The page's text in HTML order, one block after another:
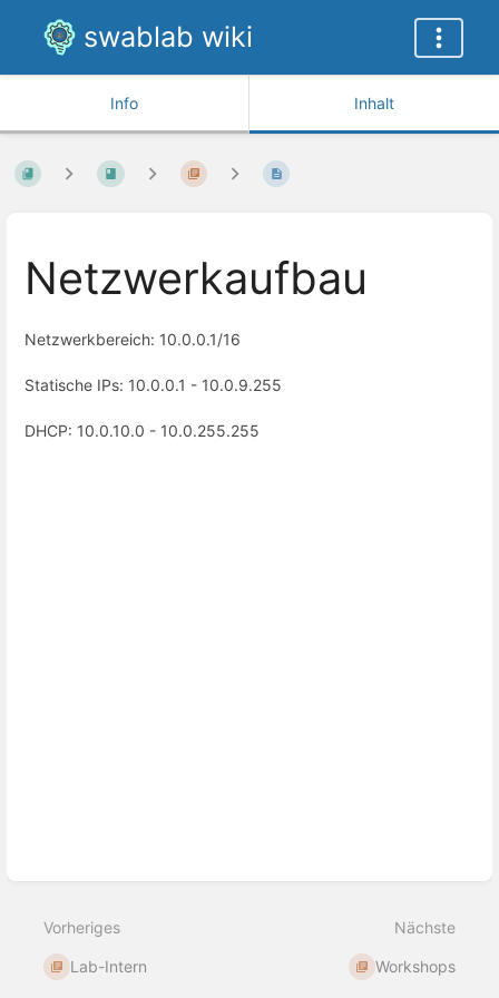
swablab wiki
Info Inhalt
Netzwerkaufbau
Netzwerkbereich: 10.0.0.1/16
Statische IPs: 10.0.0.1 - 10.0.9.255
DHCP: 10.0.10.0 - 10.0.255.255
Vorheriges
Lab-Intern
Nächste
Workshops